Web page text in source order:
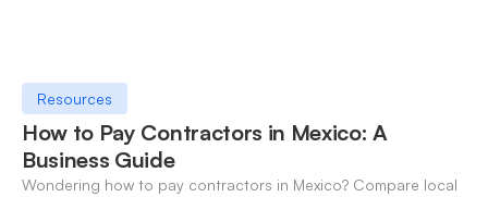
Resources
How to Pay Contractors in Mexico: A
Business Guide
Wondering how to pay contractors in Mexico? Compare local